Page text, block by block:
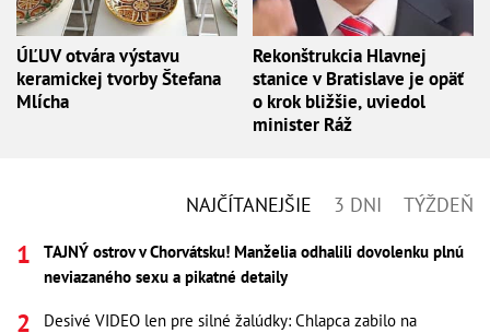
ÚĽUV otvára výstavu
keramickej tvorby Štefana
Mlícha
Rekonštrukcia Hlavnej
stanice v Bratislave je opäť
o krok bližšie, uviedol
minister Ráž
NAJČÍTANEJŠIE 3 DNI TÝŽDEŇ
TAJNÝ ostrov v Chorvátsku! Manželia odhalili dovolenku plnú
neviazaného sexu a pikatné detaily
Desivé VIDEO len pre silné žalúdky: Chlapca zabilo na